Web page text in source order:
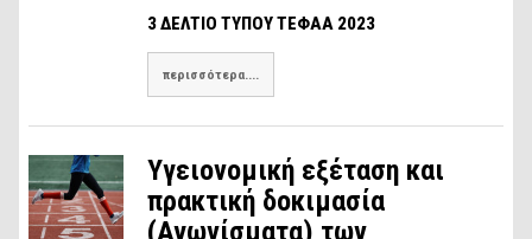
3 ΔΕΛΤΙΟ ΤΥΠΟΥ ΤΕΦΑΑ 2023
περισσότερα....
Υγειονομική εξέταση και
πρακτική δοκιμασία
(Αγωνίσματα) των